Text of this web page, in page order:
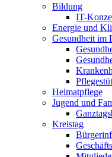
Bildung
IT-
Energie und
Gesundheit im
Heimatpflege
Jugend und
Kreistag